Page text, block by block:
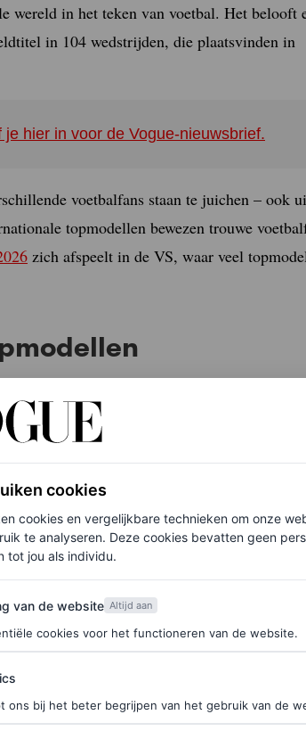
wereld in het teken van voetbal. Het belooft
in 104 wedstrijden, die plaatsvinden in
hier in voor de Vogue-nieuwsbrief.
voetbalfans staan te juichen – ook
topmodellen bewezen trouwe
zich afspeelt in de VS, waar veel
vieren. Van de plannen van Frans model
Adriana Lima (ze
toernooi gevolgd. Toen ik opgroeide
wat mijn vader keek, namelijk het WK, en
cookies
cookies en vergelijkbare technieken om onze
te analyseren. Deze cookies bevatten geen
tot jou als individu.
de website
van de website Altijd aan
cookies voor het functioneren van de website.
ons bij het beter begrijpen van het gebruik van de